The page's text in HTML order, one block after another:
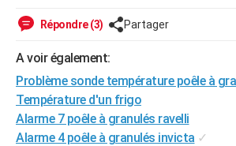
Carte de Noël
Carte Bonne année
Carte Saint-Valentin
Carte Pâques
Carte d'anniversaire
DICTIONNAIRE
Dictionnaire
Biographies
Citations
Expressions
Proverbes
PROGRAMME TV
Répondre (3) Partager
A voir également:
Problème sonde température poêle à
Température d'un frigo
Alarme 7 poêle à granulés ravelli
Alarme 4 poêle à granulés invicta ✓